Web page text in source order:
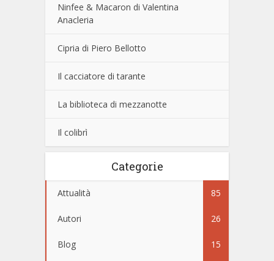
Ninfee & Macaron di Valentina
Anacleria
Cipria di Piero Bellotto
Il cacciatore di tarante
La biblioteca di mezzanotte
Il colibrì
Categorie
Attualità 85
Autori 26
Blog 15